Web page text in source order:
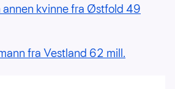
annen kvinne fra Østfold 49
fra Vestland 62 mill.